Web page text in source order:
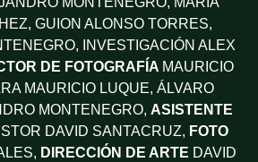
GUION ALONSO TORRES,
INVESTIGACIÓN ALEX
DE FOTOGRAFÍA MAURICIO
MAURICIO LUQUE, ÁLVARO
MONTENEGRO, ASISTENTE
DAVID SANTACRUZ, FOTO
DIRECCIÓN DE ARTE DAVID